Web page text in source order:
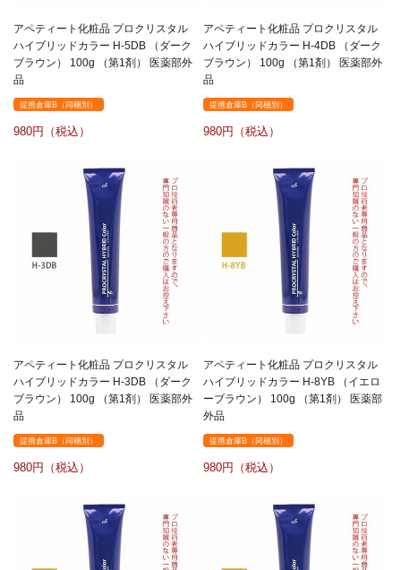
アペティート化粧品 プロクリスタル
ハイブリッドカラー H-5DB （ダーク
ブラウン） 100g （第1剤） 医薬部外
品
提携倉庫B（同梱別）
980
アペティート化粧品 プロクリスタル
ハイブリッドカラー H-4DB （ダーク
ブラウン） 100g （第1剤） 医薬部外
品
提携倉庫B（同梱別）
980
アペティート化粧品 プロクリスタル
ハイブリッドカラー H-3DB （ダーク
ブラウン） 100g （第1剤） 医薬部外
品
提携倉庫B（同梱別）
980
アペティート化粧品 プロクリスタル
ハイブリッドカラー H-8YB （イエロ
ーブラウン） 100g （第1剤） 医薬部
外品
提携倉庫B（同梱別）
980